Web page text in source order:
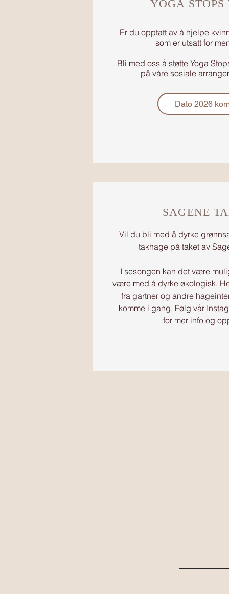
YOGA
Er du opptatt av å hjelpe
som er utsatt for
Bli med oss å støtte Yoga
på våre sosiale
Dato 2026
SAGENE
Vil du bli med å dyrke
takhage på taket av
I sesongen kan det være
være med å dyrke økologisk.
fra gartner og andre
komme i gang. Følg vår
for mer info og